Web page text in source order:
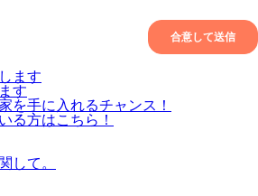
す
を手に入れるチャンス！
る方はこちら！
して。